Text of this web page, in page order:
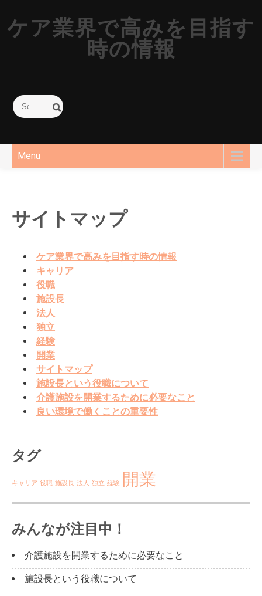
content
ケア業界で高みを目指す
時の情報
Menu
サイトマップ
ケア業界で高みを目指す時の情報
キャリア
役職
施設長
法人
独立
経験
開業
サイトマップ
施設長という役職について
介護施設を開業するために必要なこと
良い環境で働くことの重要性
タグ
キャリア 役職 施設長 法人 独立 経験 開業
みんなが注目中！
介護施設を開業するために必要なこと
施設長という役職について